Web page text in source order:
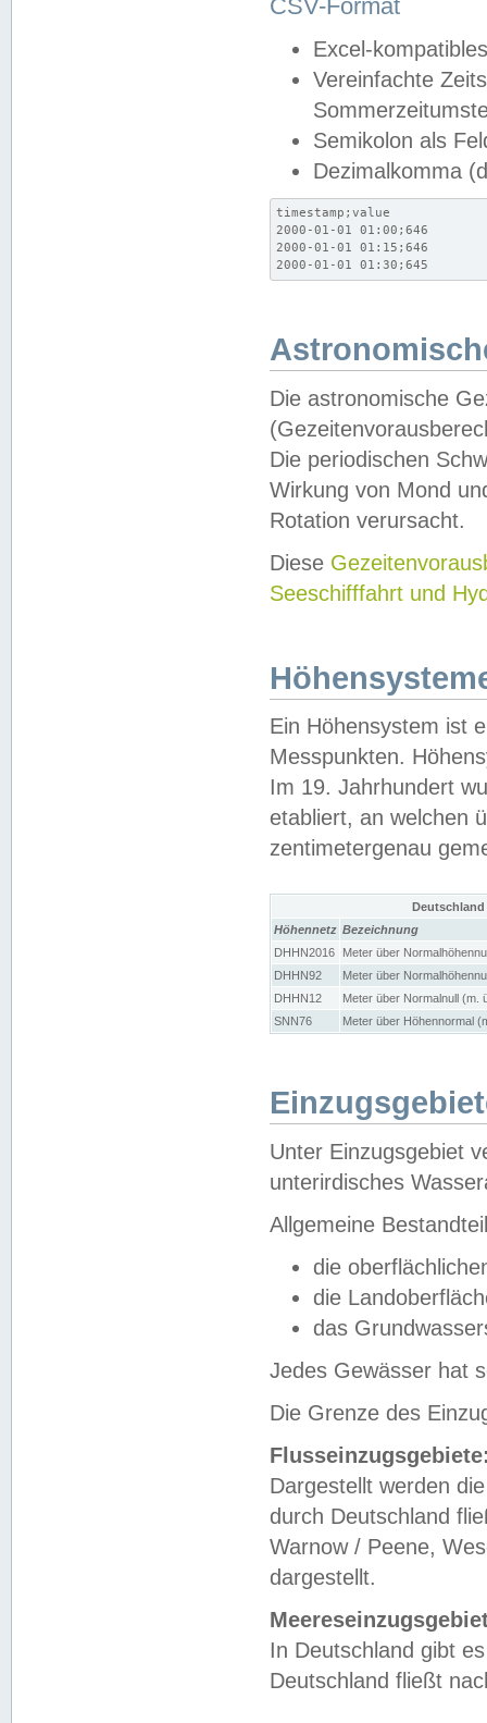
CSV-Format
Excel-
Vereinfachte
Semikolon als
Dezimalkomma
timestamp;value
2000-01-01 01:00;646
2000-01-01 01:15;646
2000-01-01 01:30;645
Die astronomische
Die periodischen
Wirkung von Mond
Rotation verursacht.
Diese
Seeschifffahrt und
Ein Höhensystem ist
Messpunkten.
Im 19. Jahrhundert
etabliert, an welchen
zentimetergenau
Höhennetz Bezeichnung
DHHN2016
Meter über
DHHN92
Meter über
DHHN12
Meter über Normalnull (m.
SNN76
Meter über Höhennormal
Unter Einzugsgebiet
unterirdisches
Allgemeine
die
die
das
Jedes Gewässer hat
Die Grenze des
Dargestellt werden
durch Deutschland
Warnow / Peene,
dargestellt.
In Deutschland gibt
Deutschland fließt